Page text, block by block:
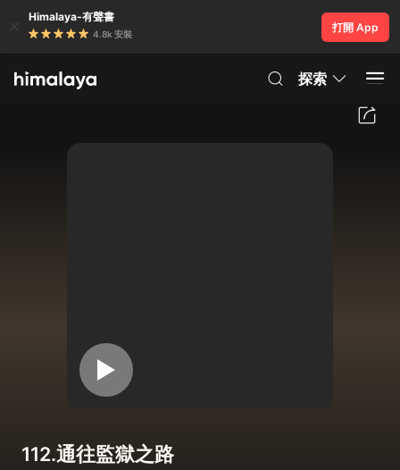
Himalaya-有聲書
4.8k 安裝
打開 App
探索
112.通往監獄之路